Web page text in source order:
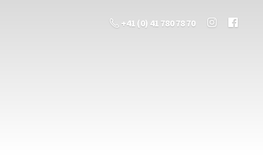
+41 (0) 41 780 78 70